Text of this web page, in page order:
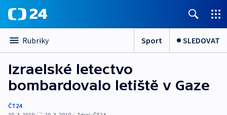
Rubriky Sport SLEDOVAT
Izraelské letectvo
bombardovalo letiště v Gaze
ČT24